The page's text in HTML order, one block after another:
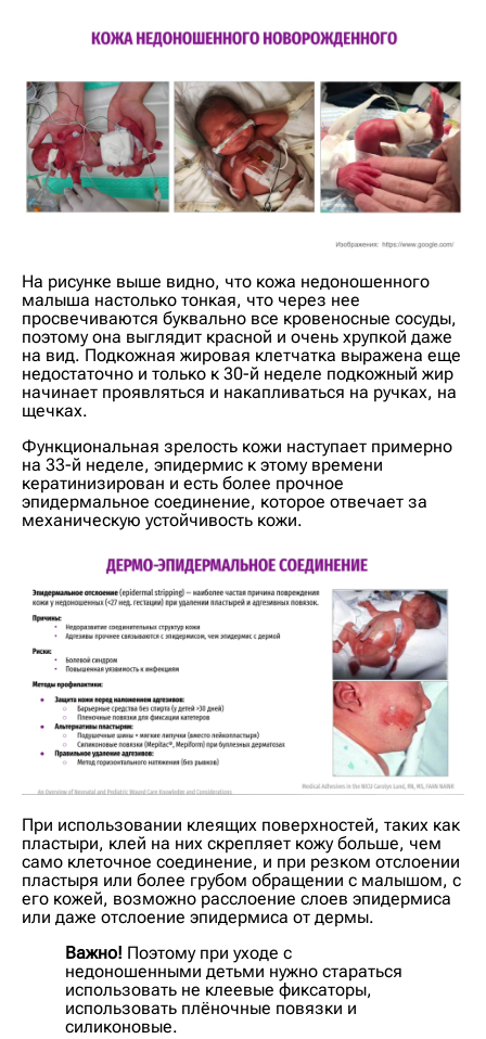
На рисунке выше видно, что кожа недоношенного
малыша настолько тонкая, что через нее
просвечиваются буквально все кровеносные сосуды,
поэтому она выглядит красной и очень хрупкой даже
на вид. Подкожная жировая клетчатка выражена еще
недостаточно и только к 30-й неделе подкожный жир
начинает проявляться и накапливаться на ручках, на
щечках.
Функциональная зрелость кожи наступает примерно
на 33-й неделе, эпидермис к этому времени
кератинизирован и есть более прочное
эпидермальное соединение, которое отвечает за
механическую устойчивость кожи.
При использовании клеящих поверхностей, таких как
пластыри, клей на них скрепляет кожу больше, чем
само клеточное соединение, и при резком отслоении
пластыря или более грубом обращении с малышом, с
его кожей, возможно расслоение слоев эпидермиса
или даже отслоение эпидермиса от дермы.
Важно! Поэтому при уходе с
недоношенными детьми нужно стараться
использовать не клеевые фиксаторы,
использовать плёночные повязки и
силиконовые.